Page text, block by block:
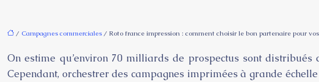
/ Campagnes commerciales / Roto france impression : comment choisir le bon partenaire pour
On estime qu’environ 70 milliards de prospectus sont
Cependant, orchestrer des campagnes imprimées à grande